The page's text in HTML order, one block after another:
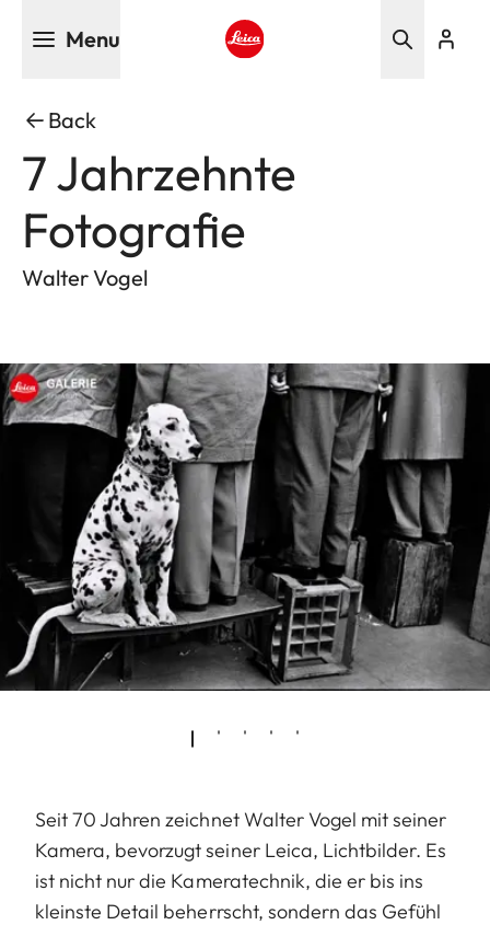
Menu
Back
7 Jahrzehnte
Fotografie
Walter Vogel
Seit 70 Jahren zeichnet Walter Vogel mit seiner
Kamera, bevorzugt seiner Leica, Lichtbilder. Es
ist nicht nur die Kameratechnik, die er bis ins
kleinste Detail beherrscht, sondern das Gefühl